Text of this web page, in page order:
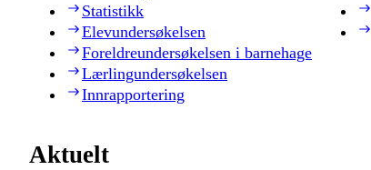
Statistikk
Elevundersøkelsen
Foreldreundersøkelsen i barnehage
Lærlingundersøkelsen
Innrapportering
Aktuelt